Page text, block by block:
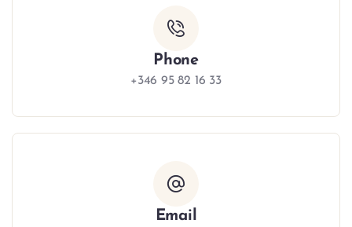
Phone
+346 95 82 16 33
Email